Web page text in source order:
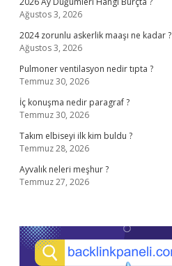
Ağustos 3, 2026
2024 zorunlu askerlik maaşı ne kadar ?
Ağustos 3, 2026
Pulmoner ventilasyon nedir tıpta ?
Temmuz 30, 2026
İç konuşma nedir paragraf ?
Temmuz 30, 2026
Takım elbiseyi ilk kim buldu ?
Temmuz 28, 2026
Ayvalık neleri meşhur ?
Temmuz 27, 2026